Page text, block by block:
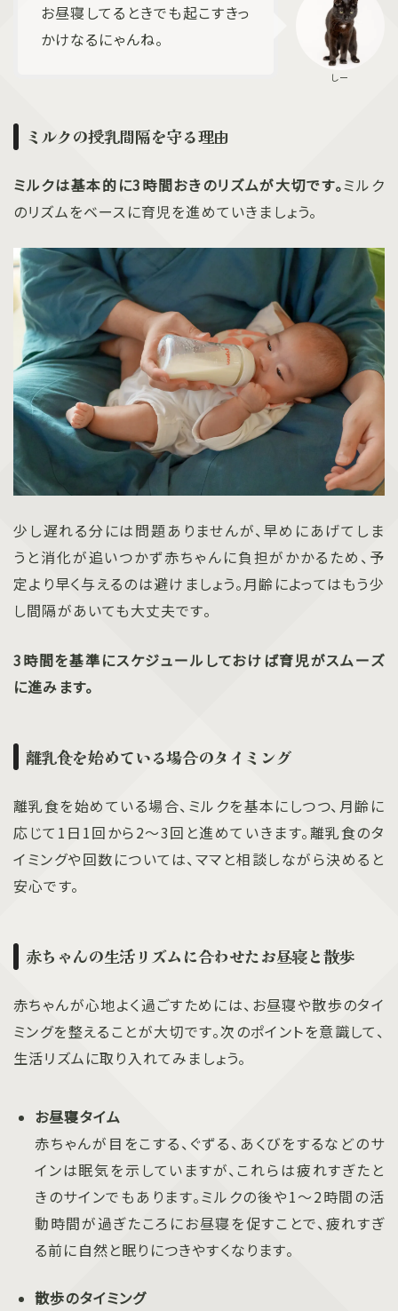
お昼寝してるときでも起こすきっ
かけなるにゃんね。
ミルクの授乳間隔を守る理由
ミルクは基本的に3時間おきのリズムが大切です。ミルク
のリズムをベースに育児を進めていきましょう。
少し遅れる分には問題ありませんが、早めにあげてしま
うと消化が追いつかず赤ちゃんに負担がかかるため、予
定より早く与えるのは避けましょう。月齢によってはもう少
し間隔があいても大丈夫です。
3時間を基準にスケジュールしておけば育児がスムーズ
に進みます。
離乳食を始めている場合のタイミング
離乳食を始めている場合、ミルクを基本にしつつ、月齢に
応じて1日1回から2～3回と進めていきます。離乳食のタ
イミングや回数については、ママと相談しながら決めると
安心です。
赤ちゃんの生活リズムに合わせたお昼寝と散歩
赤ちゃんが心地よく過ごすためには、お昼寝や散歩のタイ
ミングを整えることが大切です。次のポイントを意識して、
生活リズムに取り入れてみましょう。
お昼寝タイム
赤ちゃんが目をこする、ぐずる、あくびをするなどのサ
インは眠気を示していますが、これらは疲れすぎたと
きのサインでもあります。ミルクの後や1〜2時間の活
動時間が過ぎたころにお昼寝を促すことで、疲れすぎ
る前に自然と眠りにつきやすくなります。
散歩のタイミング